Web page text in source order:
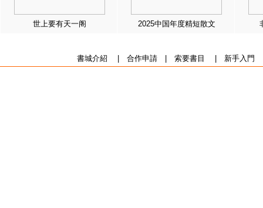
世上要有天一阁 2025中国年度精短散文
書城介紹 合作申請| 索要書目 新手入門